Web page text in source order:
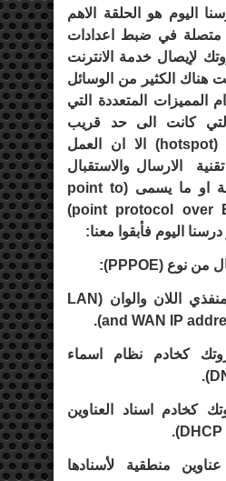
اليوم هو الحلقة الاهم
في ضبط اعدادات
لإيصال خدمة الانترنت
هناك الكثير من الوسائل
المميزات المتعددة التي
كانت الى حد قريب
(
hotspot) الا ان العمل
الارسال والاستقبال
او ما يسمى (point to
point protocol over
)
اليوم فأبقوا معنا:
من نوع (PPPOE
):
اللان والوان (LAN
and WAN IP
).
كخادم نظام اسماء
).
كخادم اسناد العناوين
).
منطقية لأسنادها